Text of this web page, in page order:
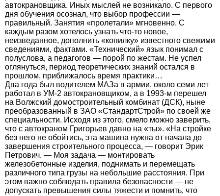
автокрановщика. Иных мыслей не возникало. С первого
дня обучения осознал, что выбор профессии —
правильный. Занятия «пролетали» мгновенно. С
каждым разом хотелось узнать что-то новое,
неизведанное, дополнить «копилку» известного свежими
сведениями, фактами. «Технический» язык понимал с
полуслова, а педагогов — порой по жестам. Не успел
оглянуться, период теоретических знаний остался в
прошлом, приближалось время практики…
Два года был водителем МАЗа в армии, около семи лет
работал в УМ-2 автокрановщиком, а в 1993-м перешел
на Волжский домостроительный комбинат (ДСК), ныне
преобразованный в ЗАО «СтандартСтрой» по своей же
специальности. Исходя из этого, смело можно заверить,
что с автокраном Григорьев давно на «ты». «На стройке
без него не обойтись, эта машина нужна от начала до
завершения строительного процесса, — говорит Эрик
Петрович. — Моя задача — монтировать
железобетонные изделия, поднимать и перемещать
различного типа грузы на небольшие расстояния. При
этом важно соблюдать правила безопасности — не
допускать превышения силы тяжести и помнить, что